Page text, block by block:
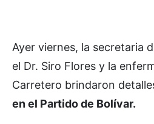
Ayer viernes, la secretaria
el Dr. Siro Flores y la
Carretero brindaron
en el Partido de Bolívar.